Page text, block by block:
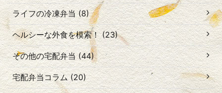
ライフの冷凍弁当 (8)
ヘルシーな外食を模索！ (23)
その他の宅配弁当 (44)
宅配弁当コラム (20)